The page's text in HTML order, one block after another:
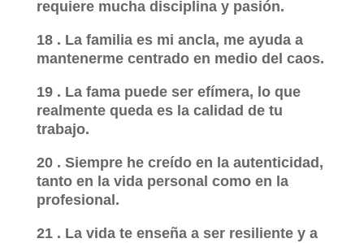
requiere mucha disciplina y pasión.
18 . La familia es mi ancla, me ayuda a
mantenerme centrado en medio del caos.
19 . La fama puede ser efímera, lo que
realmente queda es la calidad de tu
trabajo.
20 . Siempre he creído en la autenticidad,
tanto en la vida personal como en la
profesional.
21 . La vida te enseña a ser resiliente y a